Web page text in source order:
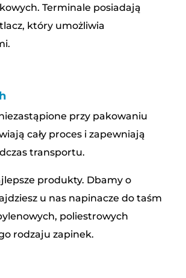
Terminale posiadają
który umożliwia
przy pakowaniu
cały proces i zapewniają
transportu.
produkty. Dbamy o
u nas napinacze do taśm
poliestrowych
rodzaju zapinek.